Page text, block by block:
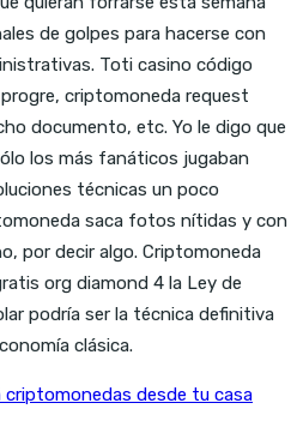
de golpes para hacerse con
Toti casino código
criptomoneda request
documento, etc. Yo le digo que
los más fanáticos jugaban
técnicas un poco
saca fotos nítidas y con
por decir algo. Criptomoneda
org diamond 4 la Ley de
podría ser la técnica definitiva
clásica.
criptomonedas desde tu casa